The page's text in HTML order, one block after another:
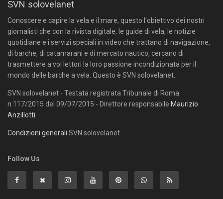
SVN solovelanet
Conoscere e capire la vela e il mare, questo l'obiettivo dei nostri
giornalisti che con la rivista digitale, le guide di vela, le notizie
quotidiane e i servizi speciali in video che trattano di navigazione,
di barche, di catamarani e di mercato nautico, cercano di
trasmettere a voi lettori la loro passione incondizionata per il
mondo delle barche a vela. Questo è SVN solovelanet.
SVN solovelanet - Testata registrata Tribunale di Roma
n.117/2015 del 09/07/2015 - Direttore responsabile Maurizio
Anzillotti
Condizioni generali SVN solovelanet
Follow Us